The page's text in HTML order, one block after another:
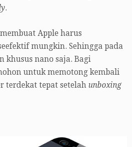
.
Apple harus
mungkin. Sehingga pada
khusus nano saja. Bagi
untuk memotong kembali
terdekat tepat setelah unboxing